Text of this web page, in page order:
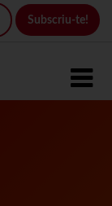
Subscriu-te!